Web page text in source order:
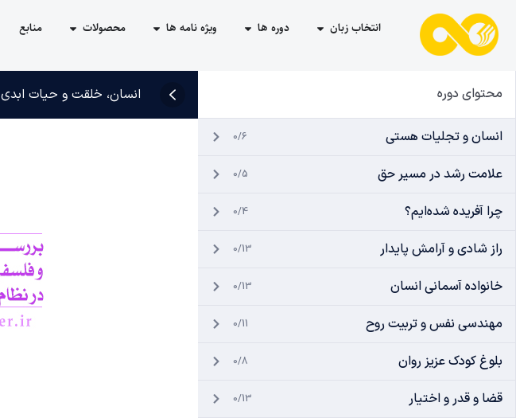
انتخاب زبان دوره ها ویژه نامه ها محصولات منابع
محتوای دوره
انسان و تجلیات هستی 0/6
علامت رشد در مسیر حق 0/5
چرا آفریده شده‌ایم؟ 0/4
راز شادی و آرامش پایدار 0/13
خانواده آسمانی انسان 0/13
مهندسی نفس و تربیت روح 0/11
بلوغ کودک عزیز روان 0/8
قضا و قدر و اختیار 0/13
انسان، خلقت و حیات ابدی